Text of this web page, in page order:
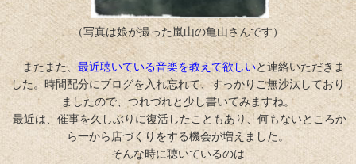
（写真は娘が撮った嵐山の亀山さんです）
またまた、最近聴いている音楽を教えて欲しいと連絡いただきま
した。時間配分にブログを入れ忘れて、すっかりご無沙汰しており
ましたので、つれづれと少し書いてみますね。
最近は、催事を久しぶりに復活したこともあり、何もないところか
ら一から店づくりをする機会が増えました。
そんな時に聴いているのは